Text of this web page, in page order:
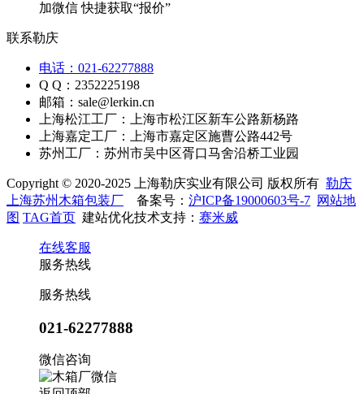
加微信 快捷获取“报价”
联系勒庆
电话：021-62277888
Q Q：2352225198
邮箱：sale@lerkin.cn
上海松江工厂：上海市松江区新车公路新杨路
上海嘉定工厂：上海市嘉定区施曹公路442号
苏州工厂：苏州市吴中区胥口马舍沿桥工业园
Copyright © 2020-2025 上海勒庆实业有限公司 版权所有 勒庆
上海苏州木箱包装厂 备案号： 沪ICP备19000603号-7 网站地
图 TAG首页 建站优化技术支持： 赛米威
在线客服
服务热线
服务热线
021-62277888
微信咨询